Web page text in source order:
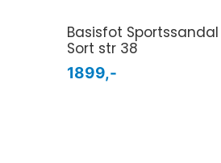
Basisfot Sportssandal
Sort str 38
1899,-